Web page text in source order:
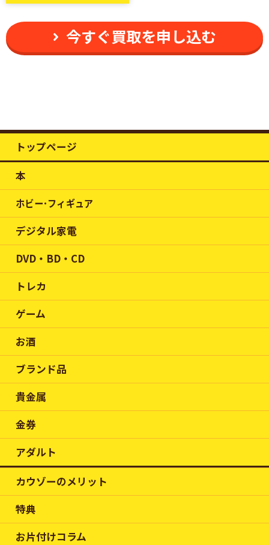
今すぐ買取を申し込む
トップページ
本
ホビー･フィギュア
デジタル家電
DVD・BD・CD
トレカ
ゲーム
お酒
ブランド品
貴金属
金券
アダルト
カウゾーのメリット
特典
お片付けコラム